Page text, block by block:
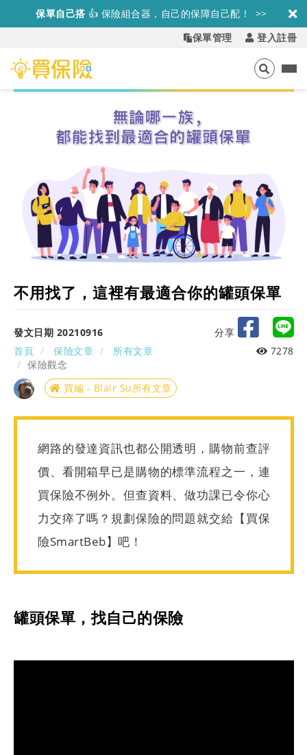
保單自己搭 👍 保險組合器，自己的保障自己配！ >>
保單管理
登入註冊
不用找了，這裡有最適合你的罐頭保單
發文日期 20210916
分享
首頁
保險文章
所有文章
保險觀念
7278
買編 - Blair Su所有文章
網路的發達資訊也都公開透明，購物前查評
價、看開箱早已是購物的標準流程之一，連
買保險不例外。但查資料、做功課已令你心
力交瘁了嗎？規劃保險的問題就交給【買保
險SmartBeb】吧！
罐頭保單，找自己的保險